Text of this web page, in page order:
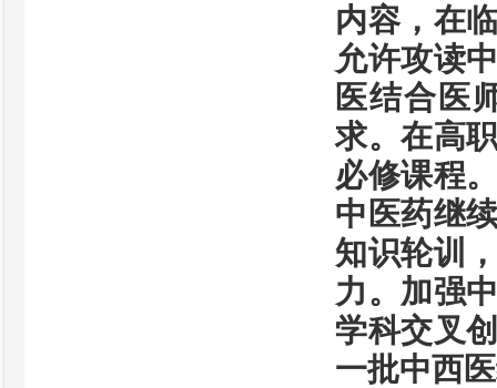
内容，在
允许攻读
医结合医
求。在高
必修课程
中医药继
知识轮训
力。加强
学科交叉
一批中西